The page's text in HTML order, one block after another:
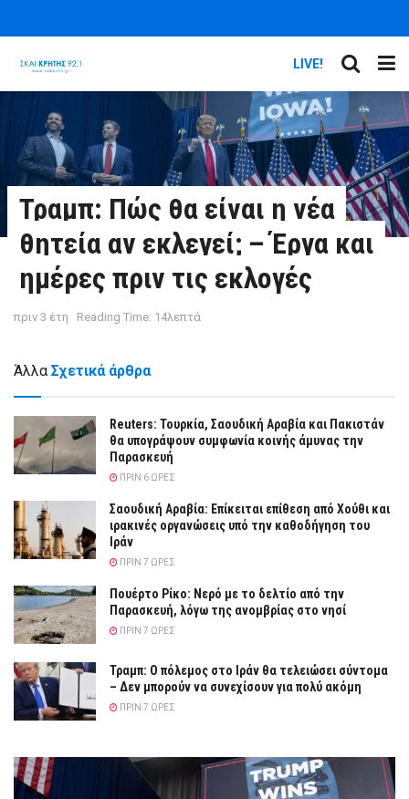
LIVE!
Τραμπ: Πώς θα είναι η νέα
θητεία αν εκλεγεί; – Έργα και
ημέρες πριν τις εκλογές
πριν 3 έτη Reading Time: 14λεπτά
Άλλα Σχετικά άρθρα
Reuters: Τουρκία, Σαουδική Αραβία και Πακιστάν
θα υπογράψουν συμφωνία κοινής άμυνας την
Παρασκευή
ΠΡΙΝ 6 ΏΡΕΣ
Σαουδική Αραβία: Επίκειται επίθεση από Χούθι και
ιρακινές οργανώσεις υπό την καθοδήγηση του
Ιράν
ΠΡΙΝ 7 ΏΡΕΣ
Πουέρτο Ρίκο: Νερό με το δελτίο από την
Παρασκευή, λόγω της ανομβρίας στο νησί
ΠΡΙΝ 7 ΏΡΕΣ
Τραμπ: Ο πόλεμος στο Ιράν θα τελειώσει σύντομα
– Δεν μπορούν να συνεχίσουν για πολύ ακόμη
ΠΡΙΝ 7 ΏΡΕΣ